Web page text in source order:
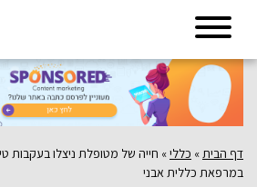
דף הבית » כללי» חייה של מטופלת ניצלו בעקבות
במרפאת כללית אבני